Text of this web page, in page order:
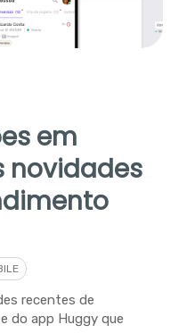
em
novidades
recentes de
do app Huggy que